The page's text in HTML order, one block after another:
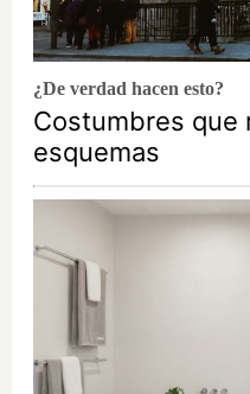
¿De verdad hacen esto?
Costumbres que
esquemas